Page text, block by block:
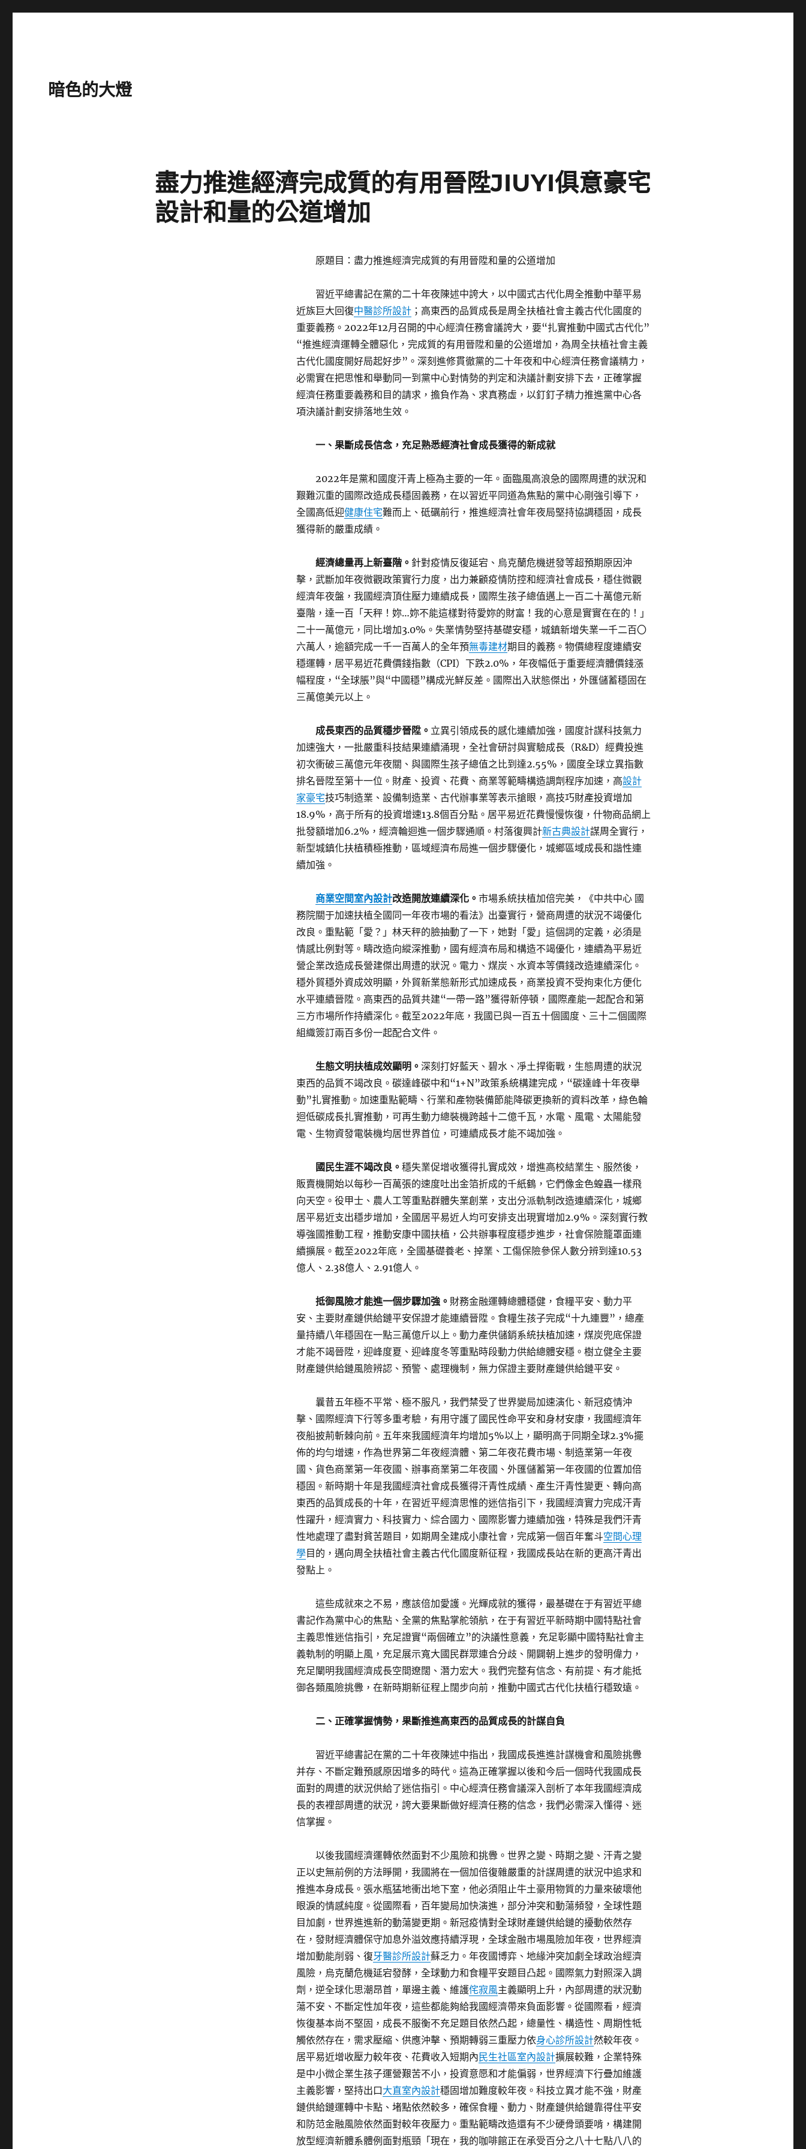
暗色的大燈
盡力推進經濟完成質的有用晉陞JIUYI俱意豪宅
設計和量的公道增加
原題目：盡力推進經濟完成質的有用晉陞和量的公道增加
習近平總書記在黨的二十年夜陳述中誇大，以中國式古代化周全推動中華平易
近族巨大回復中醫診所設計 ；高東西的品質成長是周全扶植社會主義古代化國度的
重要義務。2022年12月召開的中心經濟任務會議誇大，要“扎實推動中國式古代化”
“推進經濟運轉全體惡化，完成質的有用晉陞和量的公道增加，為周全扶植社會主義
古代化國度開好局起好步”。深刻進修貫徹黨的二十年夜和中心經濟任務會議精力，
必需實在把思惟和舉動同一到黨中心對情勢的判定和決議計劃安排下去，正確掌握
經濟任務重要義務和目的請求，擔負作為、求真務虛，以釘釘子精力推進黨中心各
項決議計劃安排落地生效。
一、果斷成長信念，充足熟悉經濟社會成長獲得的新成就
2022年是黨和國度汗青上極為主要的一年。面臨風高浪急的國際周遭的狀況和
艱難沉重的國際改造成長穩固義務，在以習近平同道為焦點的黨中心剛強引導下，
全國高低迎健康住宅難而上、砥礪前行，推進經濟社會年夜局堅持協調穩固，成長
獲得新的嚴重成績。
經濟總量再上新臺階。 針對疫情反復延宕、烏克蘭危機迸發等超預期原因沖
擊，武斷加年夜微觀政策實行力度，出力兼顧疫情防控和經濟社會成長，穩住微觀
經濟年夜盤，我國經濟頂住壓力連續成長，國際生孩子總值邁上一百二十萬億元新
臺階，達一百「天秤！妳…妳不能這樣對待愛妳的財富！我的心意是實實在在的！」
二十一萬億元，同比增加3.0%。失業情勢堅持基礎安穩，城鎮新增失業一千二百〇
六萬人，逾額完成一千一百萬人的全年預無毒建材期目的義務。物價總程度連續安
穩運轉，居平易近花費價錢指數（CPI）下跌2.0%，年夜幅低于重要經濟體價錢漲
幅程度，“全球脹”與“中國穩”構成光鮮反差。國際出入狀態傑出，外匯儲蓄穩固在
三萬億美元以上。
成長東西的品質穩步晉陞。 立異引領成長的感化連續加強，國度計謀科技氣力
加速強大，一批嚴重科技結果連續涌現，全社會研討與實驗成長（R&D）經費投進
初次衝破三萬億元年夜關、與國際生孩子總值之比到達2.55%，國度全球立異指數
排名晉陞至第十一位。財產、投資、花費、商業等範疇構造調劑程序加速，高設計
家豪宅技巧制造業、設備制造業、古代辦事業等表示搶眼，高技巧財產投資增加
18.9%，高于所有的投資增速13.8個百分點。居平易近花費慢慢恢復，什物商品網上
批發額增加6.2%，經濟輪迴進一個步驟通順。村落復興計新古典設計謀周全實行，
新型城鎮化扶植積極推動，區域經濟布局進一個步驟優化，城鄉區域成長和諧性連
續加強。
商業空間室內設計改造開放連續深化。市場系統扶植加倍完美，《中共中心 國
務院關于加速扶植全國同一年夜市場的看法》出臺實行，營商周遭的狀況不竭優化
改良。重點範「愛？」林天秤的臉抽動了一下，她對「愛」這個詞的定義，必須是
情感比例對等。疇改造向縱深推動，國有經濟布局和構造不竭優化，連續為平易近
營企業改造成長營建傑出周遭的狀況。電力、煤炭、水資本等價錢改造連續深化。
穩外貿穩外資成效明顯，外貿新業態新形式加速成長，商業投資不受拘束化方便化
水平連續晉陞。高東西的品質共建“一帶一路”獲得新停頓，國際產能一起配合和第
三方市場所作持續深化。截至2022年底，我國已與一百五十個國度、三十二個國際
組織簽訂兩百多份一起配合文件。
生態文明扶植成效顯明。深刻打好藍天、碧水、凈土捍衛戰，生態周遭的狀況
東西的品質不竭改良。碳達峰碳中和“1+N”政策系統構建完成，“碳達峰十年夜舉
動”扎實推動。加速重點範疇、行業和產物裝備節能降碳更換新的資料改革，綠色輪
迴低碳成長扎實推動，可再生動力總裝機跨越十二億千瓦，水電、風電、太陽能發
電、生物資發電裝機均居世界首位，可連續成長才能不竭加強。
國民生涯不竭改良。穩失業促增收獲得扎實成效，增進高校結業生、服然後，
販賣機開始以每秒一百萬張的速度吐出金箔折成的千紙鶴，它們像金色蝗蟲一樣飛
向天空。役甲士、農人工等重點群體失業創業，支出分派軌制改造連續深化，城鄉
居平易近支出穩步增加，全國居平易近人均可安排支出現實增加2.9%。深刻實行教
導強國推動工程，推動安康中國扶植，公共辦事程度穩步進步，社會保險籠罩面連
續擴展。截至2022年底，全國基礎養老、掉業、工傷保險參保人數分辨到達10.53
億人、2.38億人、2.91億人。
抵御風險才能進一個步驟加強。 財務金融運轉總體穩健，食糧平安、動力平
安、主要財產鏈供給鏈平安保證才能連續晉陞。食糧生孩子完成“十九連豐”，總產
量持續八年穩固在一點三萬億斤以上。動力產供儲銷系統扶植加速，煤炭兜底保證
才能不竭晉陞，迎峰度夏、迎峰度冬等重點時段動力供給總體安穩。樹立健全主要
財產鏈供給鏈風險辨認、預警、處理機制，無力保證主要財產鏈供給鏈平安。
曩昔五年極不平常、極不服凡，我們禁受了世界變局加速演化、新冠疫情沖
擊、國際經濟下行等多重考驗，有用守護了國民性命平安和身材安康，我國經濟年
夜船披荊斬棘向前。五年來我國經濟年均增加5%以上，顯明高于同期全球2.3%擺
佈的均勻增速，作為世界第二年夜經濟體、第二年夜花費市場、制造業第一年夜
國、貨色商業第一年夜國、辦事商業第二年夜國、外匯儲蓄第一年夜國的位置加倍
穩固。新時期十年是我國經濟社會成長獲得汗青性成績、產生汗青性變更、轉向高
東西的品質成長的十年，在習近平經濟思惟的迷信指引下，我國經濟實力完成汗青
性躍升，經濟實力、科技實力、綜合國力、國際影響力連續加強，特殊是我們汗青
性地處理了盡對貧苦題目，如期周全建成小康社會，完成第一個百年奮斗空間心理
學目的，邁向周全扶植社會主義古代化國度新征程，我國成長站在新的更高汗青出
發點上。
這些成就來之不易，應該倍加愛護。光輝成就的獲得，最基礎在于有習近平總
書記作為黨中心的焦點、全黨的焦點掌舵領航，在于有習近平新時期中國特點社會
主義思惟迷信指引，充足證實“兩個確立”的決議性意義，充足彰顯中國特點社會主
義軌制的明顯上風，充足展示寬大國民群眾連合分歧、開闢朝上進步的發明偉力，
充足闡明我國經濟成長空間遼闊、潛力宏大。我們完整有信念、有前提、有才能抵
御各類風險挑釁，在新時期新征程上闊步向前，推動中國式古代化扶植行穩致遠。
二、正確掌握情勢，果斷推進高東西的品質成長的計謀自負
習近平總書記在黨的二十年夜陳述中指出，我國成長進進計謀機會和風險挑釁
并存、不斷定難預感原因增多的時代。這為正確掌握以後和今后一個時代我國成長
面對的周遭的狀況供給了迷信指引。中心經濟任務會議深入剖析了本年我國經濟成
長的表裡部周遭的狀況，誇大要果斷做好經濟任務的信念，我們必需深入懂得、迷
信掌握。
以後我國經濟運轉依然面對不少風險和挑釁。世界之變、時期之變、汗青之變
正以史無前例的方法睜開，我國將在一個加倍復雜嚴重的計謀周遭的狀況中追求和
推進本身成長。張水瓶猛地衝出地下室，他必須阻止牛土豪用物質的力量來破壞他
眼淚的情感純度。從國際看，百年變局加快演進，部分沖突和動蕩頻發，全球性題
目加劇，世界進進新的動蕩變更期。新冠疫情對全球財產鏈供給鏈的擾動依然存
在，發財經濟體保守加息外溢效應持續浮現，全球金融市場風險加年夜，世界經濟
增加動能削弱、復牙醫診所設計蘇乏力。年夜國博弈、地緣沖突加劇全球政治經濟
風險，烏克蘭危機延宕發酵，全球動力和食糧平安題目凸起。國際氣力對照深入調
劑，逆全球化思潮昂首，單邊主義、維護侘寂風主義顯明上升，內部周遭的狀況動
蕩不安、不斷定性加年夜，這些都能夠給我國經濟帶來負面影響。從國際看，經濟
恢復基本尚不堅固，成長不服衡不充足題目依然凸起，總量性、構造性、周期性牴
觸依然存在，需求壓縮、供應沖擊、預期轉弱三重壓力依身心診所設計然較年夜。
居平易近增收壓力較年夜、花費收入短期內 民生社區室內設計擴展較難，企業特殊
是中小微企業生孩子運營艱苦不小，投資意愿和才能偏弱，世界經濟下行疊加維護
主義影響，堅持出口大直室內設計穩固增加難度較年夜。科技立異才能不強，財產
鏈供給鏈運轉中卡點、堵點依然較多，確保食糧、動力、財產鏈供給鏈靠得住平安
和防范金融風險依然面對較年夜壓力。重點範疇改造還有不少硬骨頭要啃，構建開
放型經濟新體系體例面對瓶頸「現在，我的咖啡館正在承受百分之八十七點八八的